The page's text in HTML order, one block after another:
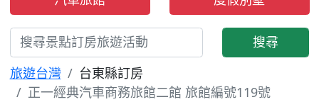
搜尋
旅遊台灣
台東縣訂房
正一經典汽車商務旅館二館 旅館編號119號